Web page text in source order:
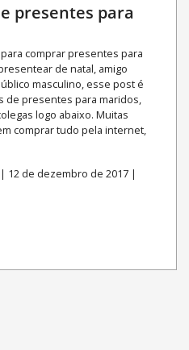
presentes para
comprar presentes para
de natal, amigo
masculino, esse post é
de presentes para maridos,
logo abaixo. Muitas
comprar tudo pela internet,
| 12 de dezembro de 2017 |